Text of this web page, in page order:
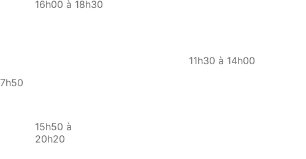
16h00 à 18h30
11h30 à 14h00
15h50 à
20h20